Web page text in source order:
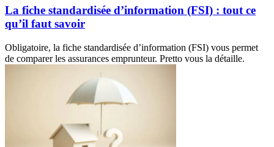
La fiche standardisée d’information (FSI) : tout ce
qu’il faut savoir
Obligatoire, la fiche standardisée d’information (FSI) vous permet
de comparer les assurances emprunteur. Pretto vous la détaille.